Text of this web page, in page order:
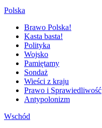
Polska
Brawo Polska!
Kasta basta!
Polityka
Wojsko
Pamiętamy
Sondaż
Wieści z kraju
Prawo i Sprawiedliwość
Antypolonizm
Wschód